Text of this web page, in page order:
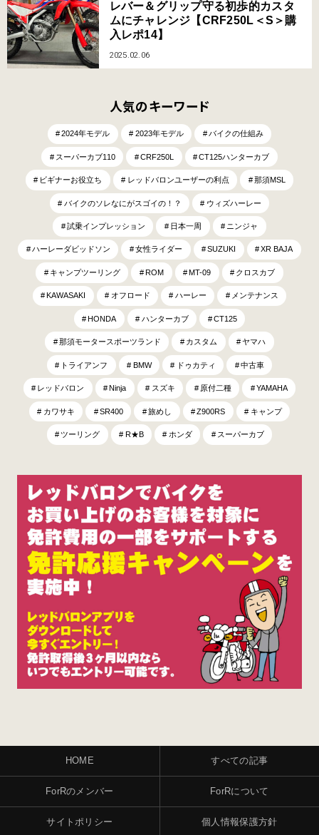
レバー＆グリップ守る初歩的カスタ
ムにチャレンジ【CRF250L＜S＞購
入レポ14】
2025.02.06
人気のキーワード
2024年モデル 2023年モデル バイクの仕組み
スーパーカブ110 CRF250L CT125ハンターカブ
ビギナーお役立ち レッドバロンユーザーの利点 那須MSL
バイクのソレなにがスゴイの！？ ウィズハーレー
試乗インプレッション 日本一周 ニンジャ
ハーレーダビッドソン 女性ライダー SUZUKI XR BAJA
キャンプツーリング ROM MT-09 クロスカブ
KAWASAKI オフロード ハーレー メンテナンス
HONDA ハンターカブ CT125
那須モータースポーツランド カスタム ヤマハ
トライアンフ BMW ドゥカティ 中古車
レッドバロン Ninja スズキ 原付二種 YAMAHA
カワサキ SR400 旅めし Z900RS キャンプ
ツーリング R★B ホンダ スーパーカブ
HOME すべての記事
ForRのメンバー ForRについて
サイトポリシー 個人情報保護方針